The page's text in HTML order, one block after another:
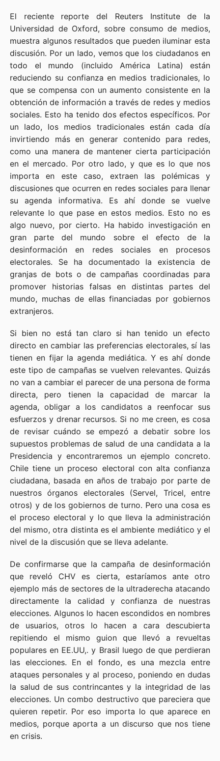
El reciente reporte del Reuters Institute de la
Universidad de Oxford, sobre consumo de medios,
muestra algunos resultados que pueden iluminar esta
discusión. Por un lado, vemos que los ciudadanos en
todo el mundo (incluido América Latina) están
reduciendo su confianza en medios tradicionales, lo
que se compensa con un aumento consistente en la
obtención de información a través de redes y medios
sociales. Esto ha tenido dos efectos específicos. Por
un lado, los medios tradicionales están cada día
invirtiendo más en generar contenido para redes,
como una manera de mantener cierta participación
en el mercado. Por otro lado, y que es lo que nos
importa en este caso, extraen las polémicas y
discusiones que ocurren en redes sociales para llenar
su agenda informativa. Es ahí donde se vuelve
relevante lo que pase en estos medios. Esto no es
algo nuevo, por cierto. Ha habido investigación en
gran parte del mundo sobre el efecto de la
desinformación en redes sociales en procesos
electorales. Se ha documentado la existencia de
granjas de bots o de campañas coordinadas para
promover historias falsas en distintas partes del
mundo, muchas de ellas financiadas por gobiernos
extranjeros.
Si bien no está tan claro si han tenido un efecto
directo en cambiar las preferencias electorales, sí las
tienen en fijar la agenda mediática. Y es ahí donde
este tipo de campañas se vuelven relevantes. Quizás
no van a cambiar el parecer de una persona de forma
directa, pero tienen la capacidad de marcar la
agenda, obligar a los candidatos a reenfocar sus
esfuerzos y drenar recursos. Si no me creen, es cosa
de revisar cuándo se empezó a debatir sobre los
supuestos problemas de salud de una candidata a la
Presidencia y encontraremos un ejemplo concreto.
Chile tiene un proceso electoral con alta confianza
ciudadana, basada en años de trabajo por parte de
nuestros órganos electorales (Servel, Tricel, entre
otros) y de los gobiernos de turno. Pero una cosa es
el proceso electoral y lo que lleva la administración
del mismo, otra distinta es el ambiente mediático y el
nivel de la discusión que se lleva adelante.
De confirmarse que la campaña de desinformación
que reveló CHV es cierta, estaríamos ante otro
ejemplo más de sectores de la ultraderecha atacando
directamente la calidad y confianza de nuestras
elecciones. Algunos lo hacen escondidos en nombres
de usuarios, otros lo hacen a cara descubierta
repitiendo el mismo guion que llevó a revueltas
populares en EE.UU,. y Brasil luego de que perdieran
las elecciones. En el fondo, es una mezcla entre
ataques personales y al proceso, poniendo en dudas
la salud de sus contrincantes y la integridad de las
elecciones. Un combo destructivo que pareciera que
quieren repetir. Por eso importa lo que aparece en
medios, porque aporta a un discurso que nos tiene
en crisis.